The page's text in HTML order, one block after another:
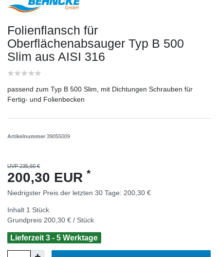
Folienflansch für
Oberflächenabsauger Typ B 500
Slim aus AISI 316
passend zum Typ B 500 Slim, mit Dichtungen Schrauben für
Fertig- und Folienbecken
Artikelnummer 39055009
UVP 235,60 €
200,30 EUR *
Niedrigster Preis der letzten 30 Tage: 200,30 €
Inhalt 1 Stück
Grundpreis 200,30 € / Stück
Lieferzeit 3 - 5 Werktage